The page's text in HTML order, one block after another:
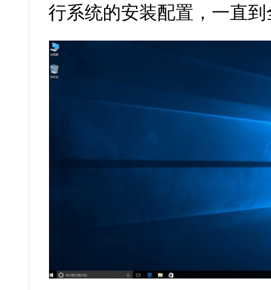
行系统的安装配置，一直